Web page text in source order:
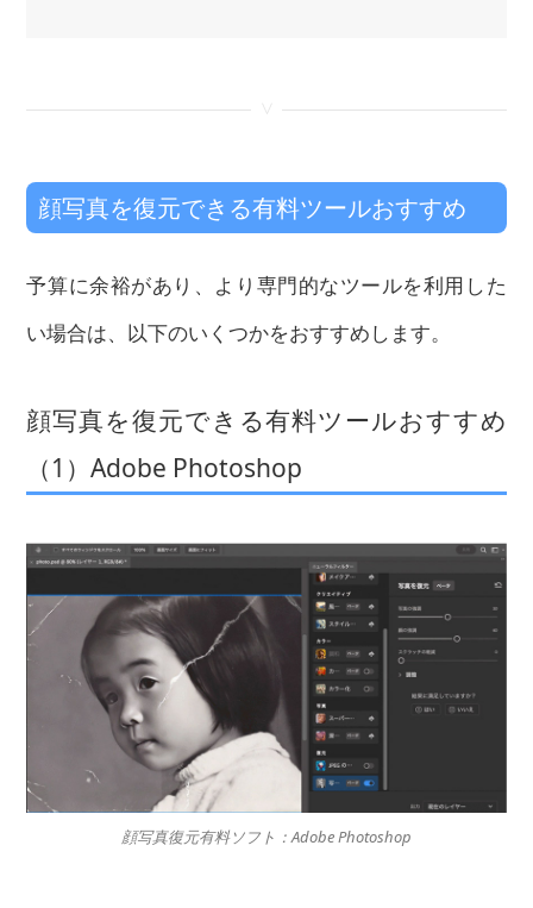
顔写真を復元できる有料ツールおすすめ
予算に余裕があり、より専門的なツールを利用した
い場合は、以下のいくつかをおすすめします。
顔写真を復元できる有料ツールおすすめ
（1）Adobe Photoshop
顔写真復元有料ソフト：Adobe Photoshop